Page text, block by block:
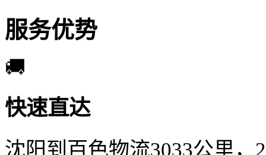
服务优势
🚚
快速直达
沈阳到百色物流3033公里